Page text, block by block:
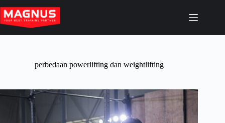
to
content
perbedaan powerlifting dan weightlifting